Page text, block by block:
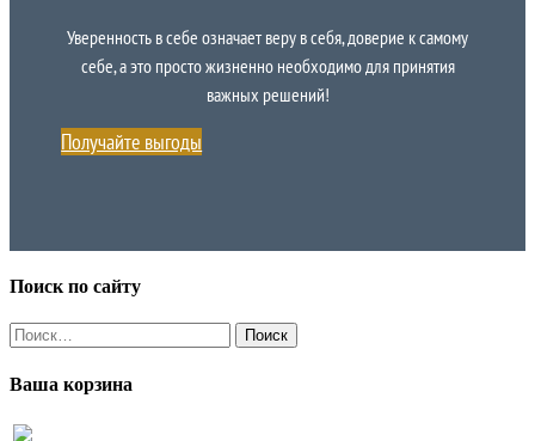
Уверенность в себе означает веру в себя, доверие к самому
себе, а это просто жизненно необходимо для принятия
важных решений!
Получайте выгоды
Поиск по сайту
Найти:
Ваша корзина